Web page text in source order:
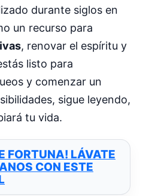
durante siglos en
un recurso para
, renovar el espíritu y
listo para
y comenzar un
sigue leyendo,
tu vida.
FORTUNA! LÁVATE
CON ESTE